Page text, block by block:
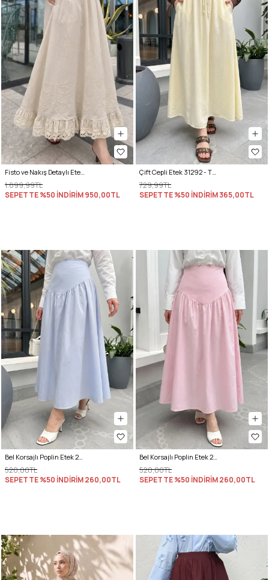
Fisto ve Nakış Detaylı Etek 2329 - BEJ
1.899,99TL
SEPETTE %50 İNDİRİM950,00TL
Çift Cepli Etek 31292 - TEREYAĞ SARISI
729,99TL
SEPETTE %50 İNDİRİM365,00TL
Bel Korsajlı Poplin Etek 26061 - BEBE MAVİSİ
520,00TL
SEPETTE %50 İNDİRİM260,00TL
Bel Korsajlı Poplin Etek 26061 - AÇIK PEMBE
520,00TL
SEPETTE %50 İNDİRİM260,00TL